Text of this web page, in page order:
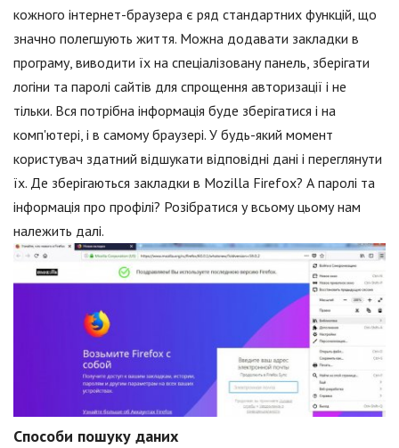
кожного інтернет-браузера є ряд стандартних функцій, що
значно полегшують життя. Можна додавати закладки в
програму, виводити їх на спеціалізовану панель, зберігати
логіни та паролі сайтів для спрощення авторизації і не
тільки. Вся потрібна інформація буде зберігатися і на
комп'ютері, і в самому браузері. У будь-який момент
користувач здатний відшукати відповідні дані і переглянути
їх. Де зберігаються закладки в Mozilla Firefox? А паролі та
інформація про профілі? Розібратися у всьому цьому нам
належить далі.
Способи пошуку даних